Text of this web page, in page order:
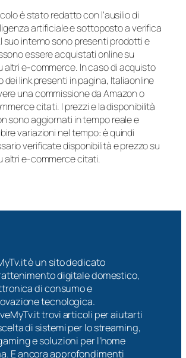
è stato redatto con l’ausilio di
artificiale e sottoposto a verifica
suo interno sono presenti prodotti e
essere acquistati online su
altri e-commerce. In caso di acquisto
link presenti in pagina, Italiaonline
una commissione da Amazon o
citati. I prezzi e la disponibilità
sono aggiornati in tempo reale e
variazioni nel tempo: è quindi
verificate disponibilità e prezzo su
altri e-commerce citati.
è un sito dedicato
digitale domestico,
di consumo e
tecnologica.
trovi articoli per aiutarti
di sistemi per lo streaming,
e soluzioni per l’home
E ancora approfondimenti